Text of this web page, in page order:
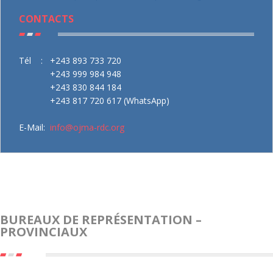
CONTACTS
Tél :
+243 893 733 720
+243 999 984 948
+243 830 844 184
+243 817 720 617 (WhatsApp)
E-Mail: info@ojma-rdc.org
BUREAUX DE REPRÉSENTATION –
PROVINCIAUX